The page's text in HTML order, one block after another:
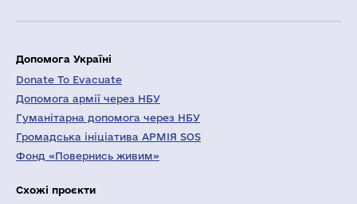
Допомога Україні
Donate To Evacuate
Допомога армії через НБУ
Гуманітарна допомога через НБУ
Громадська ініціатива АРМІЯ SOS
Фонд «Повернись живим»
Схожі проєкти